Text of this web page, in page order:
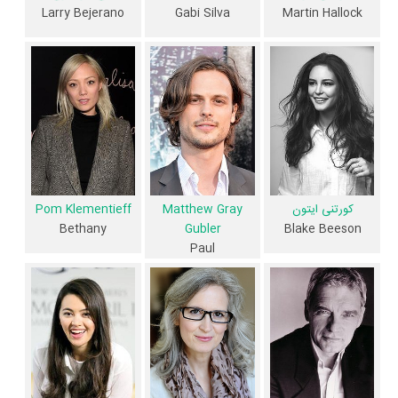
از محتوا و داستان فیلم Newness چقدر اطلاع دارید؟ فیلم‌نامه Newness
توسطBen York Jones
نوشته شده است.
در خلاصه داستانی که یا از سوی تیم رسانه‌ای اثر و یا توسط دیگر رسانه‌ها درباره
داستان Newness منتشر شده است، می‌خوانیم: «در معاصر لس آنجلس، دو
هزار ساله که در فرهنگ فرهنگی رسانه ای هدایت می شوند، روابطی را ایجاد
می کنند که هر دو مرز احساسی و فیزیکی را تحریک می کنند.»
فیلم Newness از نظر ساختار (فرم)، محتوا و محیط تولید، به آثار مختلفی
شباهت دارد. با توجه به شاخص‌های متعدد و گوناگونی می‌توان گفت آثار
مرتبط فیلم Newness عبارت است از: .
فیلم Newness و کارنامه فعالیت کارگردان و بازیگران
Martin Hallock
Gabi Silva
Larry Bejerano
کورتنی ایتون
Blake Beeson
Matthew Gray
Gubler
Paul
Pom Klementieff
Bethany